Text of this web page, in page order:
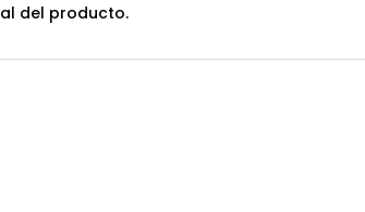
del producto.